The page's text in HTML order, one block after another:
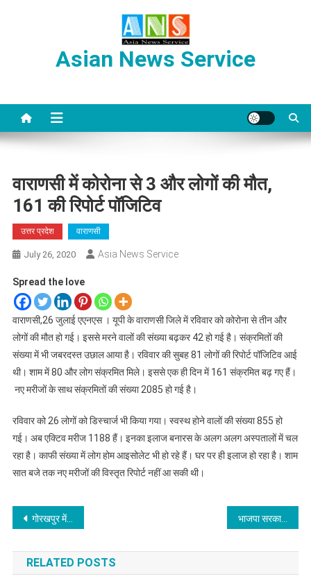
Asian News Service
वाराणसी में कोरोना से 3 और लोगों की मौत,
161 की रिपोर्ट पॉजिटिव
उत्तर प्रदेश वाराणसी
July 26, 2020 Asia News Service
Spread the love
वाराणसी,26 जुलाई एएनएस । यूपी के वाराणसी जिले में रविवार को कोरोना से तीन और
लोगों की मौत हो गई। इससे मरने वालों की संख्या बढ़कर 42 हो गई है। संक्रमितों की
संख्या में भी जबरदस्त उछाल आया है। रविवार की सुबह 81 लोगों की रिपोर्ट पॉजिटिव आई
थी। शाम में 80 और लोग संक्रमित मिले। इससे एक ही दिन में 161 संक्रमित बढ़ गए हैं।
नए मरीजों के साथ संक्रमितों की संख्या 2085 हो गई है।
रविवार को 26 लोगों को डिस्चार्ज भी किया गया। स्वस्थ होने वालों की संख्या 855 हो
गई। अब एक्टिव मरीज 1188 हैं। इनका इलाज बनारस के अलग अलग अस्पतालों में चल
रहा है। काफी संख्या में लोग होम आइसोलेट भी हो रहे हैं। घर पर ही इलाज हो रहा है। शाम
सात बजे तक नए मरीजों की विस्तृत रिपोर्ट नहीं आ सकी थी।
Post
navigation
गोरखपुर में सीएम योगी ने कोविड-19 हॉस्पिटल और एम्‍स का लिया जायजा भाजपा सरकार से जनता का उठ चुका विश्वास : अखिलेश
RELATED POSTS